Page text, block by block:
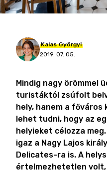
Kalas Györgyi
2019. 07. 05.
Mindig nagy örömmel
turistáktól zsúfolt
hely, hanem a főváros
lehet tudni, hogy az
helyieket célozza
igaz a Nagy Lajos
Delicates-ra is. A
értelmezhetetlen volt,